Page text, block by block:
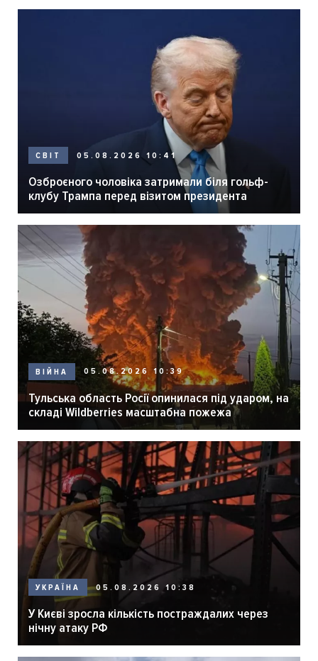
СВІТ 05.08.2026 10:41
Озброєного чоловіка затримали біля гольф-
клубу Трампа перед візитом президента
ВІЙНА 05.08.2026 10:39
Тульська область Росії опинилася під ударом, на
складі Wildberries масштабна пожежа
УКРАЇНА 05.08.2026 10:38
У Києві зросла кількість постраждалих через
нічну атаку РФ